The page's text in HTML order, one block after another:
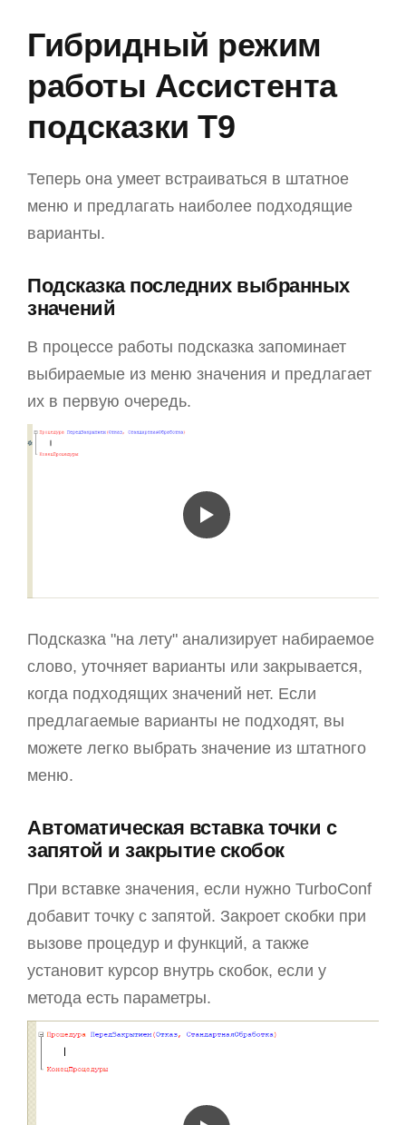
Гибридный режим
работы Ассистента
подсказки T9
Теперь она умеет встраиваться в штатное
меню и предлагать наиболее подходящие
варианты.
Подсказка последних выбранных
значений
В процессе работы подсказка запоминает
выбираемые из меню значения и предлагает
их в первую очередь.
Подсказка "на лету" анализирует набираемое
слово, уточняет варианты или закрывается,
когда подходящих значений нет. Если
предлагаемые варианты не подходят, вы
можете легко выбрать значение из штатного
меню.
Автоматическая вставка точки с
запятой и закрытие скобок
При вставке значения, если нужно TurboConf
добавит точку с запятой. Закроет скобки при
вызове процедур и функций, а также
установит курсор внутрь скобок, если у
метода есть параметры.